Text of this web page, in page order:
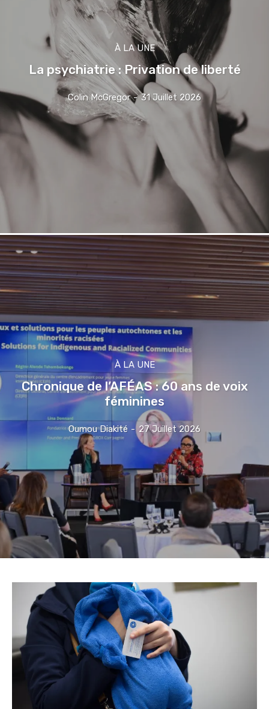
À LA UNE
La psychiatrie : Privation de liberté
Colin McGregor - 31 Juillet 2026
À LA UNE
Chronique de l’AFÉAS : 60 ans de voix
féminines
Oumou Diakité - 27 Juillet 2026